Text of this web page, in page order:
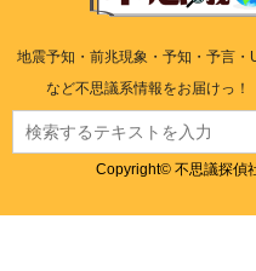
地震予知・前兆現象・予知・予言
など不思議系情報をお届けっ！
Copyright© 不思議探偵